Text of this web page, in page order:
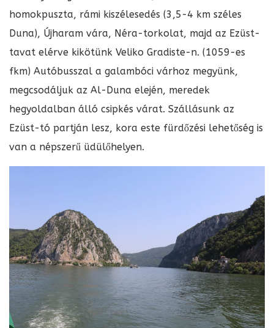
homokpuszta, rámi kiszélesedés (3,5-4 km széles
Duna), Újharam vára, Néra-torkolat, majd az Ezüst-
tavat elérve kikötünk Veliko Gradiste-n. (1059-es
fkm) Autóbusszal a galambóci várhoz megyünk,
megcsodáljuk az Al-Duna elején, meredek
hegyoldalban álló csipkés várat. Szállásunk az
Ezüst-tó partján lesz, kora este fürdőzési lehetőség is
van a népszerű üdülőhelyen.